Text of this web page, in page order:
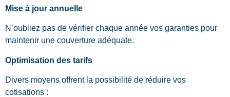
Mise à jour annuelle
N’oubliez pas de vérifier chaque année vos garanties pour
maintenir une couverture adéquate.
Optimisation des tarifs
Divers moyens offrent la possibilité de réduire vos
cotisations :